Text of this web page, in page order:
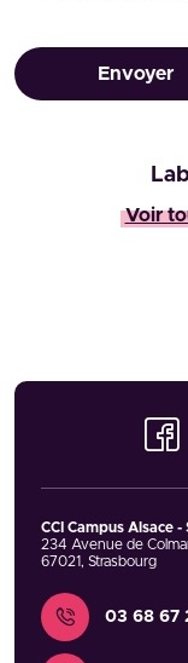
Envoyer
Voir
CCI Campus Alsace
234 Avenue de
67021, Strasbourg
Contact
03 68 67